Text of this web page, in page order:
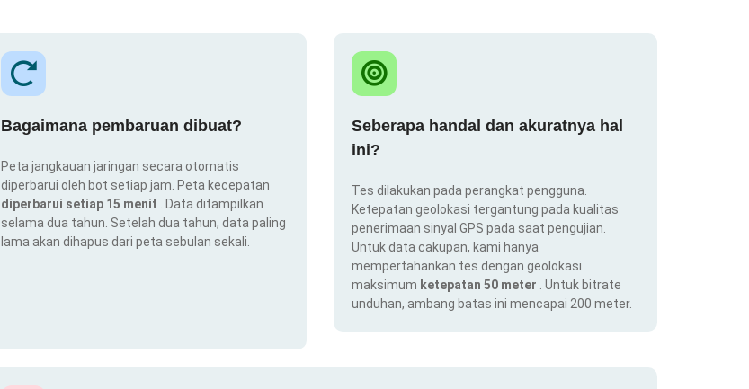
Bagaimana pembaruan dibuat?
Peta jangkauan jaringan secara otomatis
diperbarui oleh bot setiap jam. Peta kecepatan
diperbarui setiap 15 menit
. Data ditampilkan
selama dua tahun. Setelah dua tahun, data paling
lama akan dihapus dari peta sebulan sekali.
Seberapa handal dan akuratnya hal
ini?
Tes dilakukan pada perangkat pengguna.
Ketepatan geolokasi tergantung pada kualitas
penerimaan sinyal GPS pada saat pengujian.
Untuk data cakupan, kami hanya
mempertahankan tes dengan geolokasi
maksimum ketepatan 50 meter
. Untuk bitrate
unduhan, ambang batas ini mencapai 200 meter.